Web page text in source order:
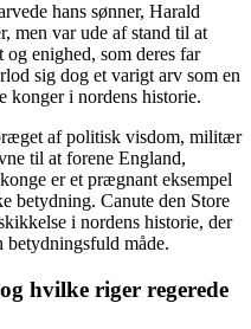
hans sønner, Harald
men var ude af stand til at
og enighed, som deres far
sig dog et varigt arv som en
konger i nordens historie.
af politisk visdom, militær
til at forene England,
er et prægnant eksempel
betydning. Canute den Store
i nordens historie, der
betydningsfuld måde.
hvilke riger regerede